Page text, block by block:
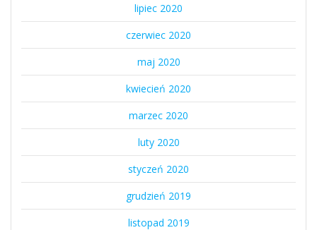
lipiec 2020
czerwiec 2020
maj 2020
kwiecień 2020
marzec 2020
luty 2020
styczeń 2020
grudzień 2019
listopad 2019